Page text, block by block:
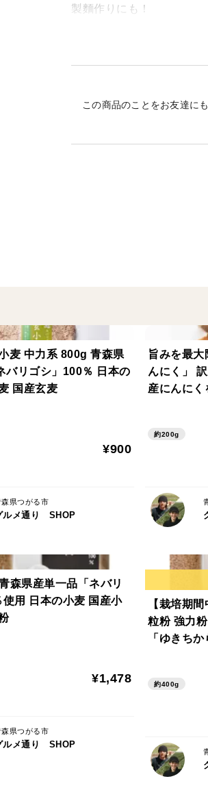
製麵作りにも！
亜鉛など、現代人に不足
栽培のこだわり
防虫剤・防腐剤不使用の
生産のこだわり
この商品のことをお友達に
麦 中力系 800g 青森県
バリゴシ」100％ 日本の
国産玄麦
¥900
森県つがる市
ルメ通り SHOP
旨みを最大
んにく」
産にんにく
約200g
森県産単一品「ネバリ
使用 日本の小麦 国産小
¥1,478
森県つがる市
ルメ通り SHOP
【栽培期
粒粉 強力
「ゆきち
約400g